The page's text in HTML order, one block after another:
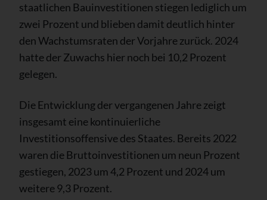
staatlichen Bauinvestitionen stiegen lediglich um
zwei Prozent und blieben damit deutlich hinter
den Wachstumsraten der Vorjahre zurück. 2024
hatte der Zuwachs hier noch bei 10,2 Prozent
gelegen.
Die Entwicklung der vergangenen Jahre zeigt
insgesamt eine kontinuierliche
Investitionsoffensive des Staates. Bereits 2022
waren die Bruttoinvestitionen um neun Prozent
gestiegen, 2023 um 4,2 Prozent und 2024 um
weitere 9,3 Prozent.